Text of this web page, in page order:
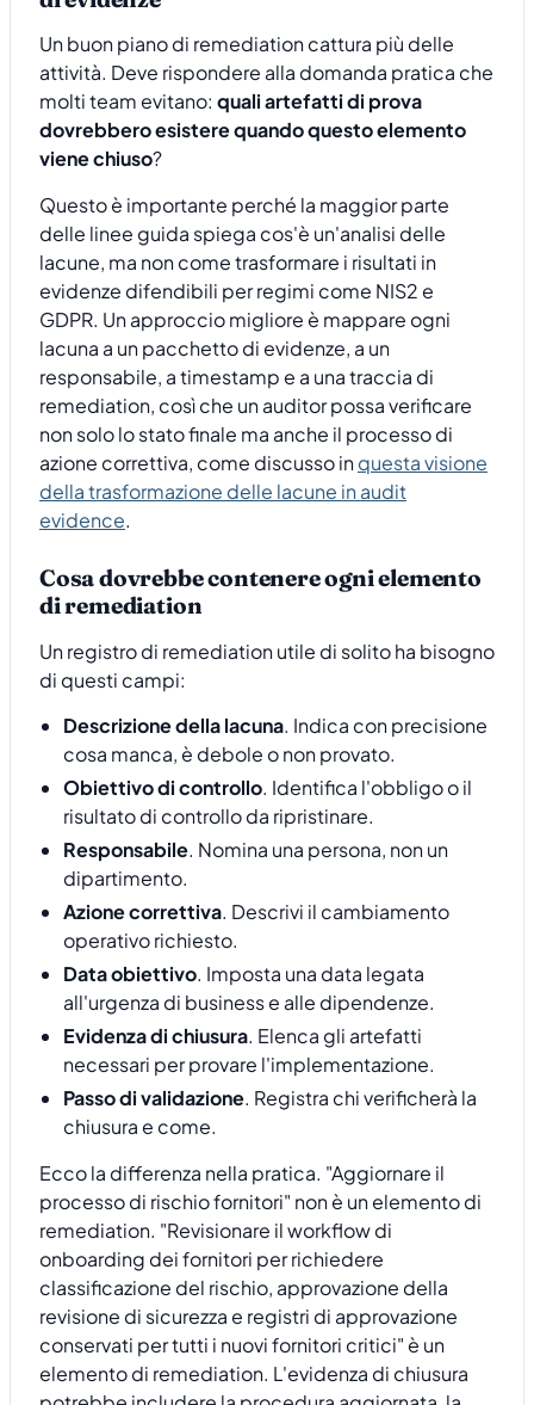
Un buon piano di remediation cattura più delle
attività. Deve rispondere alla domanda pratica che
molti team evitano: quali artefatti di prova
dovrebbero esistere quando questo elemento
viene chiuso?
Questo è importante perché la maggior parte
delle linee guida spiega cos'è un'analisi delle
lacune, ma non come trasformare i risultati in
evidenze difendibili per regimi come NIS2 e
GDPR. Un approccio migliore è mappare ogni
lacuna a un pacchetto di evidenze, a un
responsabile, a timestamp e a una traccia di
remediation, così che un auditor possa verificare
non solo lo stato finale ma anche il processo di
azione correttiva, come discusso inquesta visione
della trasformazione delle lacune in audit
evidence.
Cosa dovrebbe contenere ogni elemento
di remediation
Un registro di remediation utile di solito ha bisogno
di questi campi:
Descrizione della lacuna. Indica con precisione
cosa manca, è debole o non provato.
Obiettivo di controllo. Identifica l'obbligo o il
risultato di controllo da ripristinare.
Responsabile. Nomina una persona, non un
dipartimento.
Azione correttiva. Descrivi il cambiamento
operativo richiesto.
Data obiettivo. Imposta una data legata
all'urgenza di business e alle dipendenze.
Evidenza di chiusura. Elenca gli artefatti
necessari per provare l'implementazione.
Passo di validazione. Registra chi verificherà la
chiusura e come.
Ecco la differenza nella pratica. "Aggiornare il
processo di rischio fornitori" non è un elemento di
remediation. "Revisionare il workflow di
onboarding dei fornitori per richiedere
classificazione del rischio, approvazione della
revisione di sicurezza e registri di approvazione
conservati per tutti i nuovi fornitori critici" è un
elemento di remediation. L'evidenza di chiusura